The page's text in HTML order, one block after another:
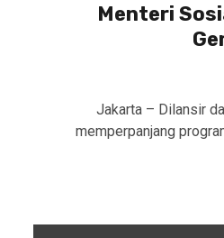
Menteri
Jakarta – Dilansir
memperpanjang